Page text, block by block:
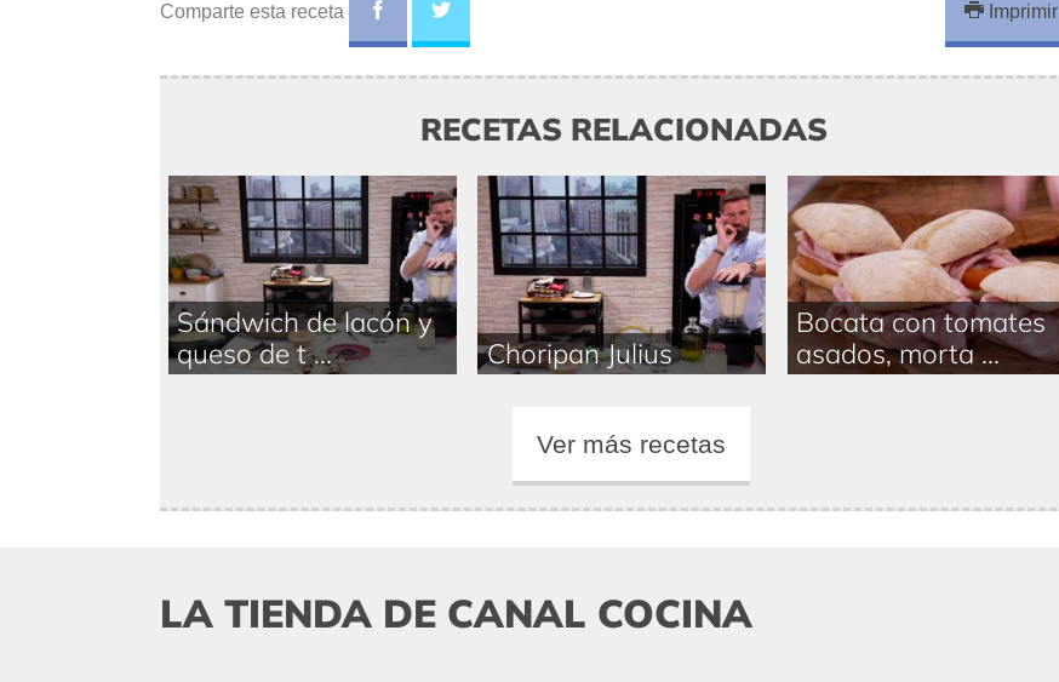
Comparte esta receta Imprimir
RECETAS RELACIONADAS
Sándwich de lacón y
queso de t ...
Choripan Julius
Bocata con tomates
asados, morta ...
Ver más recetas
LA TIENDA DE CANAL COCINA